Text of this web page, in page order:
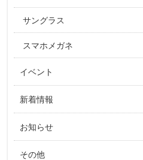
サングラス
スマホメガネ
イベント
新着情報
お知らせ
その他